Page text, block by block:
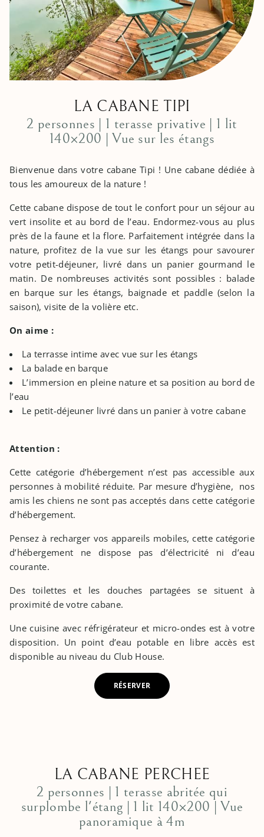
LA CABANE TIPI
2 personnes | 1 terasse privative | 1 lit
140×200 | Vue sur les étangs
Bienvenue dans votre cabane Tipi ! Une cabane dédiée à
tous les amoureux de la nature !
Cette cabane dispose de tout le confort pour un séjour au
vert insolite et au bord de l’eau. Endormez-vous au plus
près de la faune et la flore. Parfaitement intégrée dans la
nature, profitez de la vue sur les étangs pour savourer
votre petit-déjeuner, livré dans un panier gourmand le
matin. De nombreuses activités sont possibles : balade
en barque sur les étangs, baignade et paddle (selon la
saison), visite de la volière etc.
On aime :
La terrasse intime avec vue sur les étangs
La balade en barque
L’immersion en pleine nature et sa position au bord de
l’eau
Le petit-déjeuner livré dans un panier à votre cabane
Attention :
Cette catégorie d’hébergement n’est pas accessible aux
personnes à mobilité réduite. Par mesure d’hygiène, nos
amis les chiens ne sont pas acceptés dans cette catégorie
d’hébergement.
Pensez à recharger vos appareils mobiles, cette catégorie
d’hébergement ne dispose pas d’électricité ni d’eau
courante.
Des toilettes et les douches partagées se situent à
proximité de votre cabane.
Une cuisine avec réfrigérateur et micro-ondes est à votre
disposition. Un point d’eau potable en libre accès est
disponible au niveau du Club House.
RÉSERVER
LA CABANE PERCHEE
2 personnes | 1 terasse abritée qui
surplombe l'étang | 1 lit 140×200 | Vue
panoramique à 4m